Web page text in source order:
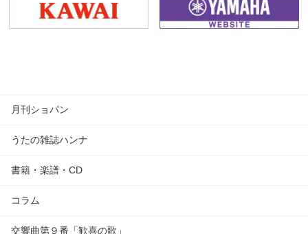
月刊ショパン
うたの雑誌ハンナ
書籍・楽譜・CD
コラム
交響曲第９番「歓喜の歌」